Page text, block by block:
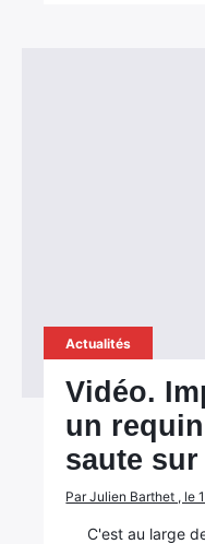
Actualités
Vidéo.
un
saute
Par Julien Barthet , le
C'est au large